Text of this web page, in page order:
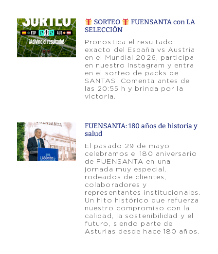
SORTEO
FUENSANTA con LA
SELECCIÓN
Pronostica el resultado
exacto del España vs Austria
en el Mundial 2026, participa
en nuestro Instagram y entra
en el sorteo de packs de
SANTAS. Comenta antes de
las 20:55 h y brinda por la
victoria.
FUENSANTA: 180 años de historia y
salud
El pasado 29 de mayo
celebramos el 180 aniversario
de FUENSANTA en una
jornada muy especial,
rodeados de clientes,
colaboradores y
representantes institucionales.
Un hito histórico que refuerza
nuestro compromiso con la
calidad, la sostenibilidad y el
futuro, siendo parte de
Asturias desde hace 180 años.